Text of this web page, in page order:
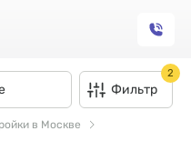
Фильтр
2
в Москве